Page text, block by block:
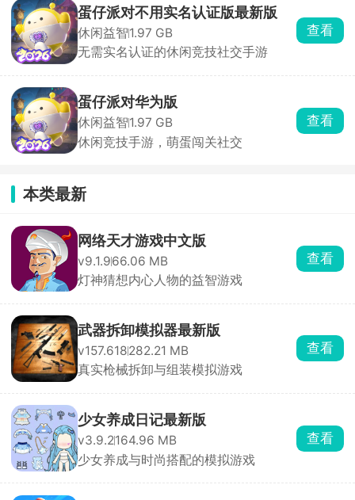
蛋仔派对不用实名认证版最新版
休闲益智1.97 GB
无需实名认证的休闲竞技社交手游
查看
蛋仔派对华为版
休闲益智1.97 GB
休闲竞技手游，萌蛋闯关社交
查看
本类最新
网络天才游戏中文版
v9.1.966.06 MB
灯神猜想内心人物的益智游戏
查看
武器拆卸模拟器最新版
v157.618282.21 MB
真实枪械拆卸与组装模拟游戏
查看
少女养成日记最新版
v3.9.2164.96 MB
少女养成与时尚搭配的模拟游戏
查看